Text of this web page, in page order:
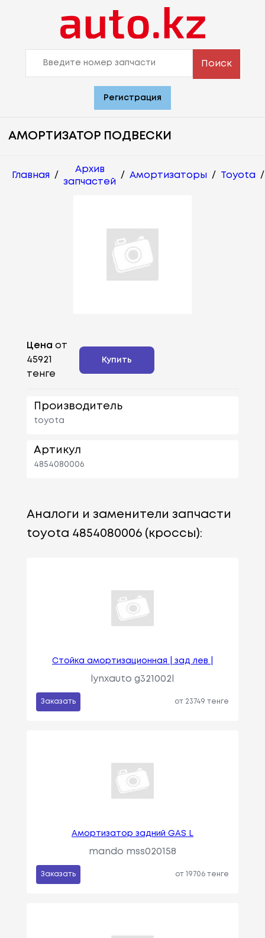
Поиск
Регистрация
АМОРТИЗАТОР ПОДВЕСКИ
Главная /
Архив
запчастей
/ Амортизаторы / Toyota /
Цена от
45921
тенге
Купить
Производитель
toyota
Артикул
4854080006
Аналоги и заменители запчасти
toyota 4854080006 (кроссы):
Стойка амортизационная | зад лев |
lynxauto g321002l
Заказать от 23749 тенге
Амортизатор задний GAS L
mando mss020158
Заказать от 19706 тенге